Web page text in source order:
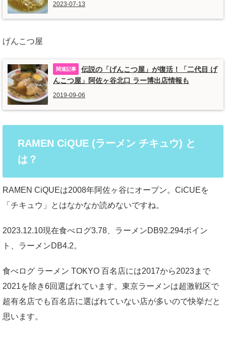
2023-07-13
げんこつ屋
伝説の「げんこつ屋」が復活！「二代目 げ
んこつ屋」阿佐ヶ谷北口 ラー博出店情報も
2019-09-06
RAMEN CiQUE (ラーメン チキュウ) と
は？
RAMEN CiQUEは2008年阿佐ヶ谷にオープン。CiCUEを
「チキュウ」とはなかなか読めないですね。
2023.12.10現在食べログ3.78、ラーメンDB92.294ポイン
ト、ラーメンDB4.2。
食べログ ラーメン TOKYO 百名店には2017から2023まで
2021を除き6回選ばれています。東京ラーメンは超激戦区で
超有名店でも百名店に選ばれていない店が多いので快挙だと
思います。